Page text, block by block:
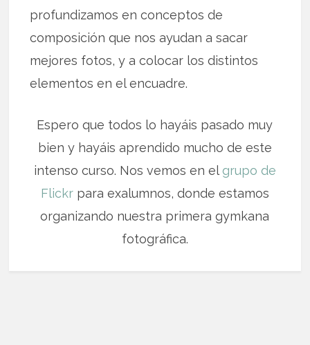
profundizamos en conceptos de
composición que nos ayudan a sacar
mejores fotos, y a colocar los distintos
elementos en el encuadre.
Espero que todos lo hayáis pasado muy
bien y hayáis aprendido mucho de este
intenso curso. Nos vemos en el grupo de
Flickrpara exalumnos, donde estamos
organizando nuestra primera gymkana
fotográfica.